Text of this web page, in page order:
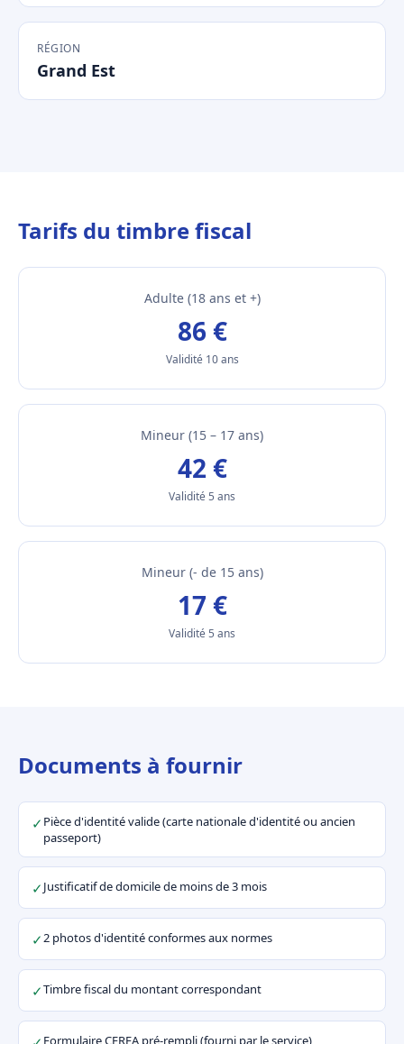
RÉGION
Grand Est
Tarifs du timbre fiscal
Adulte (18 ans et +)
86 €
Validité 10 ans
Mineur (15 – 17 ans)
42 €
Validité 5 ans
Mineur (- de 15 ans)
17 €
Validité 5 ans
Documents à fournir
✓ Pièce d'identité valide (carte nationale d'identité ou ancien
passeport)
✓Justificatif de domicile de moins de 3 mois
✓2 photos d'identité conformes aux normes
✓Timbre fiscal du montant correspondant
Formulaire CERFA pré-rempli (fourni par le service)